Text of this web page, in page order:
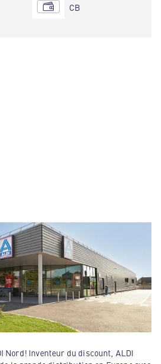
CB
Nord! Inventeur du discount, ALDI